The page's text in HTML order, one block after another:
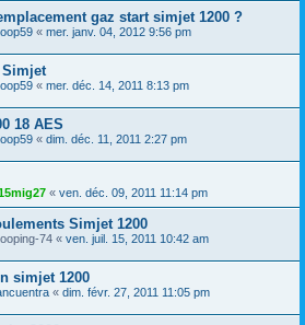
gaz start simjet 1200 ?
« mer. janv. 04, 2012 9:56 pm
Simjet
« mer. déc. 14, 2011 8:13 pm
18 AES
« dim. déc. 11, 2011 2:27 pm
« ven. déc. 09, 2011 11:14 pm
Simjet 1200
74 « ven. juil. 15, 2011 10:42 am
simjet 1200
« dim. févr. 27, 2011 11:05 pm